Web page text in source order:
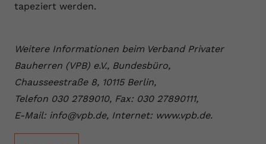
tapeziert werden.
Weitere Informationen beim Verband Privater
Bauherren (VPB) e.V., Bundesbüro,
Chausseestraße 8, 10115 Berlin,
Telefon 030 2789010, Fax: 030 27890111,
E-Mail: info@vpb.de, Internet: www.vpb.de.